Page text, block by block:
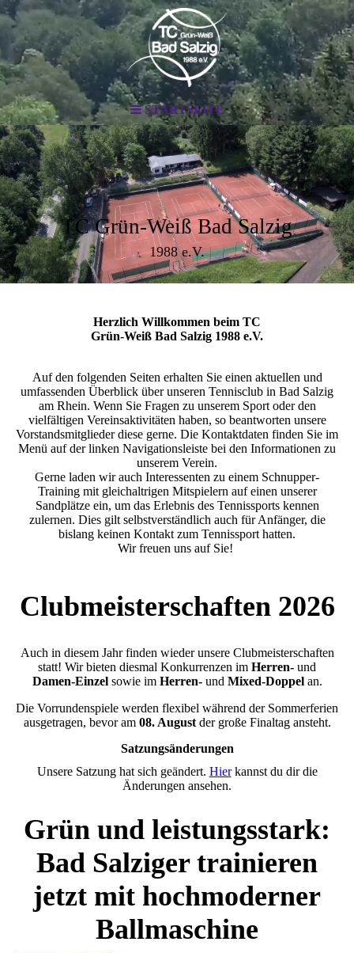
STARTSEITE
TC Grün-Weiß Bad Salzig
1988 e.V.
Herzlich Willkommen beim TC
Grün-Weiß Bad Salzig 1988 e.V.
Auf den folgenden Seiten erhalten Sie einen aktuellen und
umfassenden Überblick über unseren Tennisclub in Bad Salzig
am Rhein. Wenn Sie Fragen zu unserem Sport oder den
vielfältigen Vereinsaktivitäten haben, so beantworten unsere
Vorstandsmitglieder diese gerne. Die Kontaktdaten finden Sie im
Menü auf der linken Navigationsleiste bei den Informationen zu
unserem Verein.
Gerne laden wir auch Interessenten zu einem Schnupper-
Training mit gleichaltrigen Mitspielern auf einen unserer
Sandplätze ein, um das Erlebnis des Tennissports kennen
zulernen. Dies gilt selbstverständlich auch für Anfänger, die
bislang keinen Kontakt zum Tennissport hatten.
Wir freuen uns auf Sie!
Clubmeisterschaften 2026
Auch in diesem Jahr finden wieder unsere Clubmeisterschaften
statt! Wir bieten diesmal Konkurrenzen im Herren- und
Damen-Einzelsowie imHerren-und Mixed-Doppelan.
Die Vorrundenspiele werden flexibel während der Sommerferien
ausgetragen, bevor am 08. Augustder große Finaltag ansteht.
Satzungsänderungen
Unsere Satzung hat sich geändert. Hierkannst du dir die
Änderungen ansehen.
Grün und leistungsstark:
Bad Salziger trainieren
jetzt mit hochmoderner
Ballmaschine